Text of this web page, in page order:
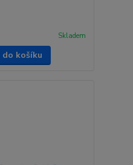
Skladem
košíku